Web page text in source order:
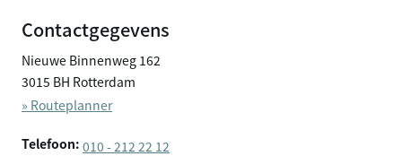
Contactgegevens
Nieuwe Binnenweg 162
3015 BH Rotterdam
» Routeplanner
Telefoon: 010 - 212 22 12